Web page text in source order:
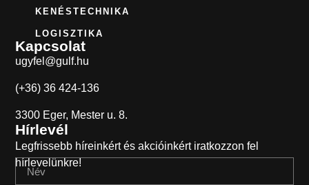
KENÉSTECHNIKA
LOGISZTIKA
Kapcsolat
ugyfel@gulf.hu
(+36) 36 424-136
3300 Eger, Mester u. 8.
Hírlevél
Legfrissebb híreinkért és akcióinkért iratkozzon fel
hírlevelünkre!